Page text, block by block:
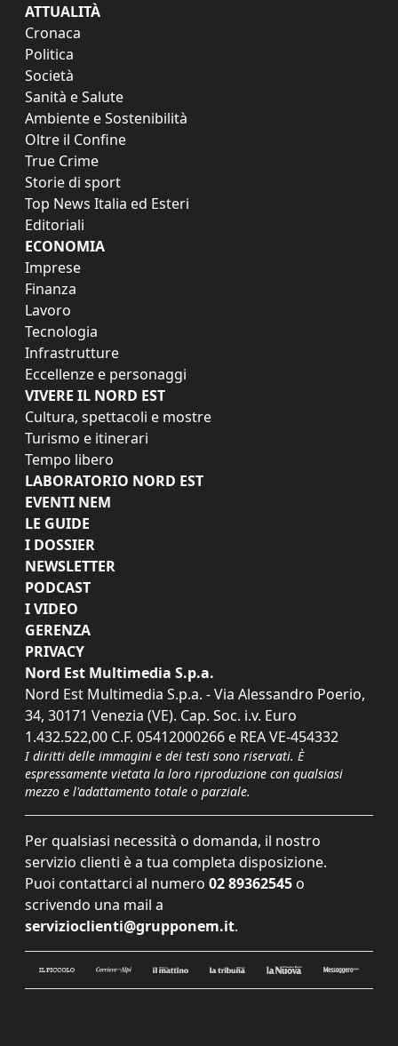
ATTUALITÀ
Cronaca
Politica
Società
Sanità e Salute
Ambiente e Sostenibilità
Oltre il Confine
True Crime
Storie di sport
Top News Italia ed Esteri
Editoriali
ECONOMIA
Imprese
Finanza
Lavoro
Tecnologia
Infrastrutture
Eccellenze e personaggi
VIVERE IL NORD EST
Cultura, spettacoli e mostre
Turismo e itinerari
Tempo libero
LABORATORIO NORD EST
EVENTI NEM
LE GUIDE
I DOSSIER
NEWSLETTER
PODCAST
I VIDEO
GERENZA
PRIVACY
Nord Est Multimedia S.p.a.
Nord Est Multimedia S.p.a. - Via Alessandro Poerio,
34, 30171 Venezia (VE). Cap. Soc. i.v. Euro
1.432.522,00 C.F. 05412000266 e REA VE-454332
I diritti delle immagini e dei testi sono riservati. È
espressamente vietata la loro riproduzione con qualsiasi
mezzo e l'adattamento totale o parziale.
Per qualsiasi necessità o domanda, il nostro
servizio clienti è a tua completa disposizione.
Puoi contattarci al numero 02 89362545 o
scrivendo una mail a
servizioclienti@grupponem.it.